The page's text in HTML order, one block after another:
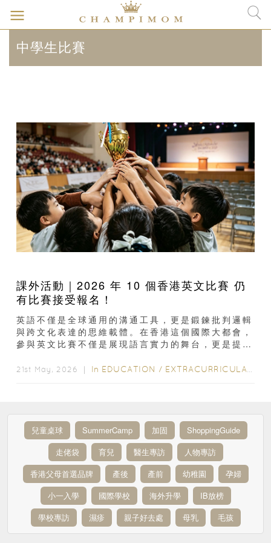
中學生比賽
課外活動｜2026 年 10 個香港英文比賽 仍
有比賽接受報名！
英語不僅是全球通用的溝通工具，更是鍛鍊批判邏輯
與跨文化表達的思維載體。在香港這個國際大都會，
參與英文比賽不僅是展現語言實力的舞台，更是提升
21st May, 2026 ｜ In EDUCATION / EXTRACURRICULAR ACTIVITIES
兒童桌球 SummerCamp 加固
ShoppingGuide
走佬袋
育兒 醫生專訪
人物專訪
香港父母首選品牌
產後 產前 幼稚園
孕婦
小一入學
國際學校 海外升學
IB放榜
學校專訪
濕疹 親子好去處 母乳 毛孩